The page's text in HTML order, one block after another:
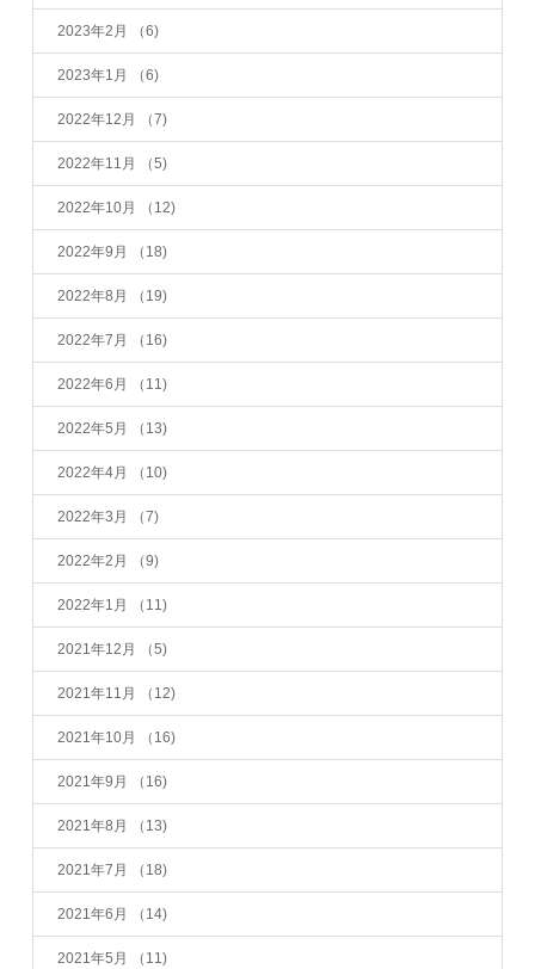
2023年2月 （6)
2023年1月 （6)
2022年12月 （7)
2022年11月 （5)
2022年10月 （12)
2022年9月 （18)
2022年8月 （19)
2022年7月 （16)
2022年6月 （11)
2022年5月 （13)
2022年4月 （10)
2022年3月 （7)
2022年2月 （9)
2022年1月 （11)
2021年12月 （5)
2021年11月 （12)
2021年10月 （16)
2021年9月 （16)
2021年8月 （13)
2021年7月 （18)
2021年6月 （14)
2021年5月 （11)